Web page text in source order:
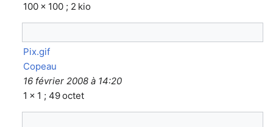
100 × 100 ; 2 kio
Pix.gif
Copeau
16 février 2008 à 14:20
1 × 1 ; 49 octet